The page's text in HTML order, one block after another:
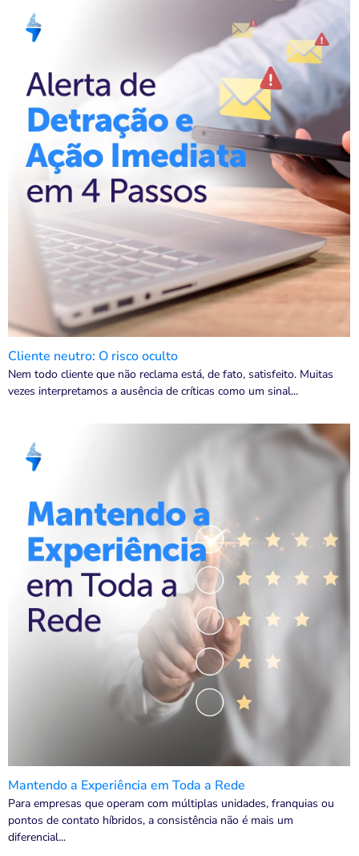
Cliente neutro: O risco oculto
Nem todo cliente que não reclama está, de fato, satisfeito. Muitas
vezes interpretamos a ausência de críticas como um sinal...
Mantendo a Experiência em Toda a Rede
Para empresas que operam com múltiplas unidades, franquias ou
pontos de contato híbridos, a consistência não é mais um
diferencial...